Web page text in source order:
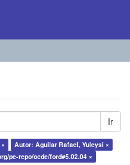
Ir
Autor: Aguilar Rafael, Yuleysi ×
pe-repo/ocde/ford#5.02.04 ×